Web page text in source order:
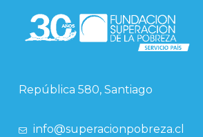
República 580, Santiago
info@superacionpobreza.cl